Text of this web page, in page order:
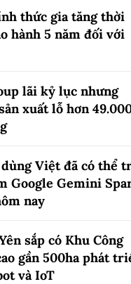
thức gia tăng thời
hành 5 năm đối với
lãi kỷ lục nhưng
xuất lỗ hơn
Việt đã có thể
Google Gemini
nay
sắp có Khu Công
gần 500ha phát
và IoT